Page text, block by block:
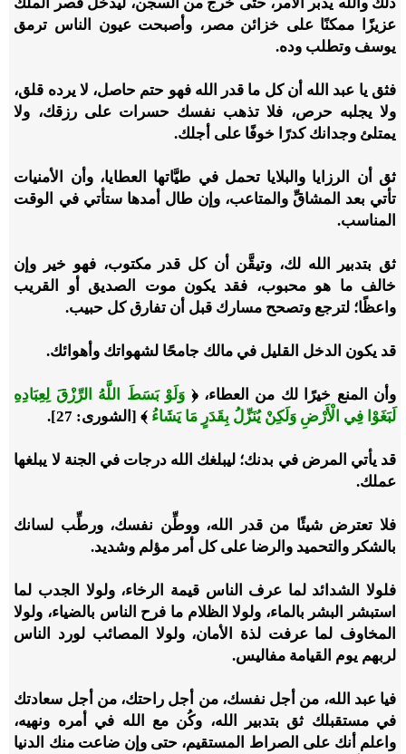
عزيزًا ممكنًا على خزائن مصر، وأصبحت عيون الناس ترمق
يوسف وتطلب وده.
فثق يا عبد الله أن كل ما قدر الله فهو حتم حاصل، لا يرده قلق،
ولا يجلبه حرص، فلا تذهب نفسك حسرات على رزقك، ولا
يمتلئ وجدانك كدرًا خوفًا على أجلك.
ثق أن الرزايا والبلايا تحمل في طيَّاتها العطايا، وأن الأمنيات
تأتي بعد المشاقِّ والمتاعب، وإن طال أمدها ستأتي في الوقت
المناسب.
ثق بتدبير الله لك، وتيقَّن أن كل قدر مكتوب، فهو خير وإن
خالف ما هو محبوب، فقد يكون موت الصديق أو القريب
واعظًا؛ لترجع وتصحح مسارك قبل أن تفارق كل حبيب.
قد يكون الدخل القليل في مالك جامحًا لشهواتك وأهوائك.
وأن المنع خيرًا لك من العطاء، ﴿ وَلَوْ بَسَطَ اللَّهُ الرِّزْقَ لِعِبَادِهِ
لَبَغَوْا فِي الْأَرْضِ وَلَكِنْ يُنَزِّلُ بِقَدَرٍ مَا يَشَاءُ ﴾ [الشورى: 27].
قد يأتي المرض في بدنك؛ ليبلغك الله درجات في الجنة لا يبلغها
عملك.
فلا تعترض شيئًا من قدر الله، ووطِّن نفسك، ورطِّب لسانك
بالشكر والتحميد والرضا على كل أمر مؤلم وشديد.
فلولا الشدائد لما عرف الناس قيمة الرخاء، ولولا الجدب لما
استبشر البشر بالماء، ولولا الظلام ما فرح الناس بالضياء، ولولا
المخاوف لما عرفت لذة الأمان، ولولا المصائب لورد الناس
لربهم يوم القيامة مفاليس.
فيا عبد الله، من أجل نفسك، من أجل راحتك، من أجل سعادتك
في مستقبلك ثق بتدبير الله، وكُن مع الله في أمره ونهيه،
واعلم أنك على الصراط المستقيم، حتى وإن ضاعت منك الدنيا